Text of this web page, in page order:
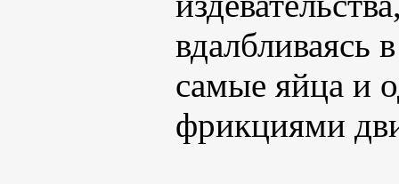
вдалбливаясь
самые яйца и
фрикциями